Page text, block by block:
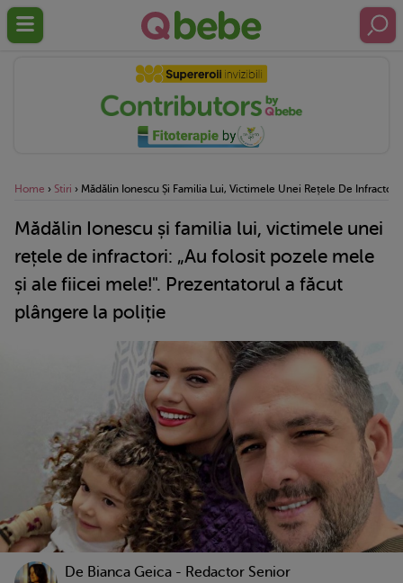
Home › Stiri › Mădălin Ionescu Și Familia Lui, Victimele Unei Rețele De
Mădălin Ionescu și familia lui, victimele unei
rețele de infractori: „Au folosit pozele mele
și ale fiicei mele!". Prezentatorul a făcut
plângere la poliție
De Bianca Geica - Redactor Senior